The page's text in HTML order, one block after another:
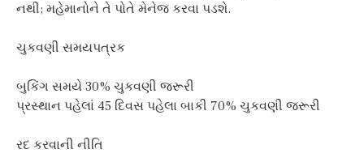
નથી; મહેમાનોને તે પોતે મેનેજ કરવા પડશે.
ચુકવણી સમયપત્રક
બુકિંગ સમયે 30% ચુકવણી જરૂરી
પ્રસ્થાન પહેલાં 45 દિવસ પહેલા બાકી 70% ચુકવણી જરૂરી
રદ કરવાની નીતિ